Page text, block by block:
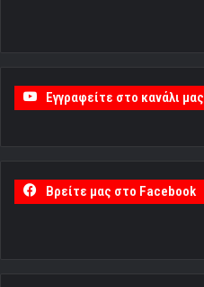
Εγγραφείτε στο κανάλι μας
Βρείτε μας στο Facebook